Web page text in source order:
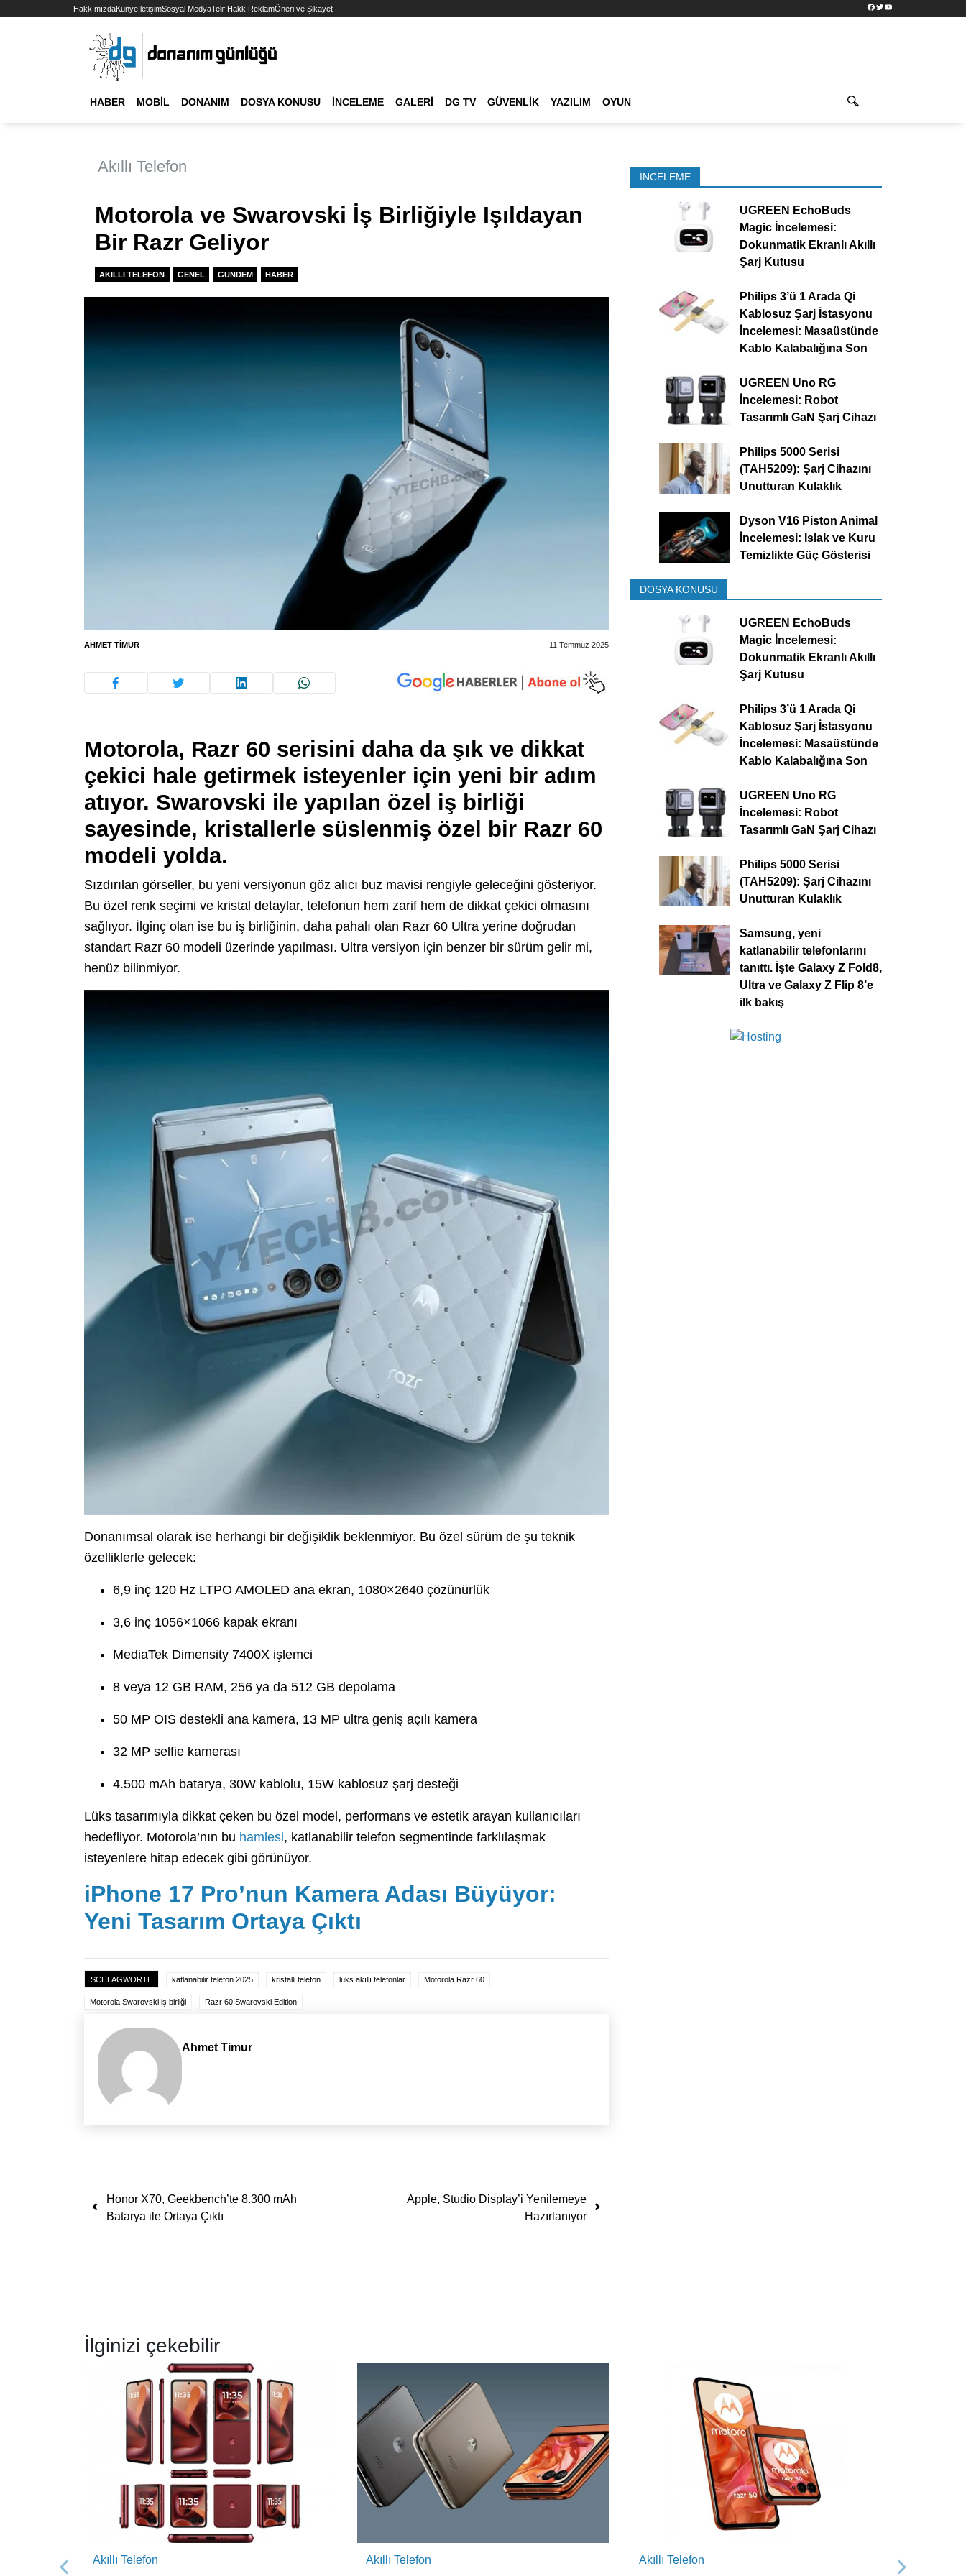
HakkımızdaKünyeİletişimSosyal MedyaTelif HakkıReklamÖneri ve Şikayet Facebook
TwitterYouTube
HABER MOBIL DONANIM DOSYA KONUSU İNCELEME GALERI DG TV GÜVENLIK YAZILIM OYUN
Akıllı Telefon
Motorola ve Swarovski İş Birliğiyle Işıldayan
Bir Razr Geliyor
AKILLI TELEFON GENEL GUNDEM HABER
AHMET TIMUR 11 Temmuz 2025
Motorola, Razr 60 serisini daha da şık ve dikkat
çekici hale getirmek isteyenler için yeni bir adım
atıyor. Swarovski ile yapılan özel iş birliği
sayesinde, kristallerle süslenmiş özel bir Razr 60
modeli yolda.
Sızdırılan görseller, bu yeni versiyonun göz alıcı buz mavisi rengiyle geleceğini gösteriyor.
Bu özel renk seçimi ve kristal detaylar, telefonun hem zarif hem de dikkat çekici olmasını
sağlıyor. İlginç olan ise bu iş birliğinin, daha pahalı olan Razr 60 Ultra yerine doğrudan
standart Razr 60 modeli üzerinde yapılması. Ultra versiyon için benzer bir sürüm gelir mi,
henüz bilinmiyor.
Donanımsal olarak ise herhangi bir değişiklik beklenmiyor. Bu özel sürüm de şu teknik
özelliklerle gelecek:
6,9 inç 120 Hz LTPO AMOLED ana ekran, 1080×2640 çözünürlük
3,6 inç 1056×1066 kapak ekranı
MediaTek Dimensity 7400X işlemci
8 veya 12 GB RAM, 256 ya da 512 GB depolama
50 MP OIS destekli ana kamera, 13 MP ultra geniş açılı kamera
32 MP selfie kamerası
4.500 mAh batarya, 30W kablolu, 15W kablosuz şarj desteği
Lüks tasarımıyla dikkat çeken bu özel model, performans ve estetik arayan kullanıcıları
hedefliyor. Motorola’nın bu hamlesi, katlanabilir telefon segmentinde farklılaşmak
isteyenlere hitap edecek gibi görünüyor.
iPhone 17 Pro’nun Kamera Adası Büyüyor:
Yeni Tasarım Ortaya Çıktı
SCHLAGWORTE katlanabilir telefon 2025 kristalli telefon lüks akıllı telefonlar Motorola Razr 60
Motorola Swarovski iş birliği Razr 60 Swarovski Edition
Ahmet Timur
Yazı dolaşımı
Honor X70, Geekbench’te 8.300 mAh
Batarya ile Ortaya Çıktı
Apple, Studio Display’i Yenilemeye
Hazırlanıyor
İNCELEME
UGREEN EchoBuds
Magic İncelemesi:
Dokunmatik Ekranlı Akıllı
Şarj Kutusu
Philips 3’ü 1 Arada Qi
Kablosuz Şarj İstasyonu
İncelemesi: Masaüstünde
Kablo Kalabalığına Son
UGREEN Uno RG
İncelemesi: Robot
Tasarımlı GaN Şarj Cihazı
Philips 5000 Serisi
(TAH5209): Şarj Cihazını
Unutturan Kulaklık
Dyson V16 Piston Animal
İncelemesi: Islak ve Kuru
Temizlikte Güç Gösterisi
DOSYA KONUSU
UGREEN EchoBuds
Magic İncelemesi:
Dokunmatik Ekranlı Akıllı
Şarj Kutusu
Philips 3’ü 1 Arada Qi
Kablosuz Şarj İstasyonu
İncelemesi: Masaüstünde
Kablo Kalabalığına Son
UGREEN Uno RG
İncelemesi: Robot
Tasarımlı GaN Şarj Cihazı
Philips 5000 Serisi
(TAH5209): Şarj Cihazını
Unutturan Kulaklık
Samsung, yeni
katlanabilir telefonlarını
tanıttı. İşte Galaxy Z Fold8,
Ultra ve Galaxy Z Flip 8’e
ilk bakış
İlginizi çekebilir
Akıllı Telefon Akıllı Telefon Akıllı Telefon